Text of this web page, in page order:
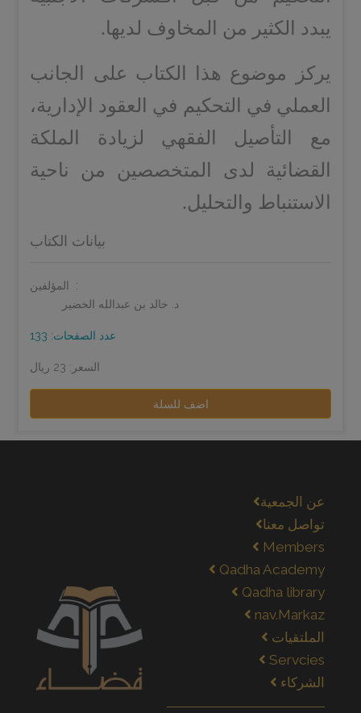
يبدد الكثير من المخاوف لديها.
يركز موضوع هذا الكتاب على الجانب
العملي في التحكيم في العقود الإدارية،
مع التأصيل الفقهي لزيادة الملكة
القضائية لدى المتخصصين من ناحية
الاستنباط والتحليل.
بيانات الكتاب
المؤلفين:
د. خالد بن عبدالله الخضير
عدد الصفحات: 133
السعر: 23 ريال
اضف للسلة
عن الجمعية
تواصل معنا
Members
Qadha Academy
Qadha library
nav.Markaz
الملتقيات
Servcies
الشركاء